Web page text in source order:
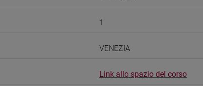
1
VENEZIA
Link allo spazio del corso